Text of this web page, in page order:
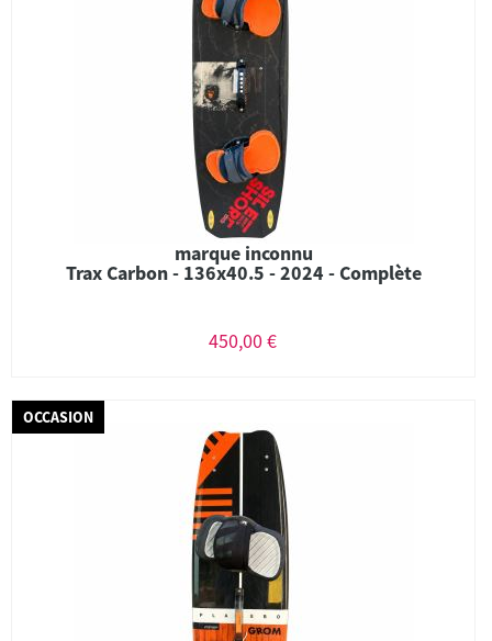
marque inconnu
Trax Carbon - 136x40.5 - 2024 - Complète
450,00 €
OCCASION